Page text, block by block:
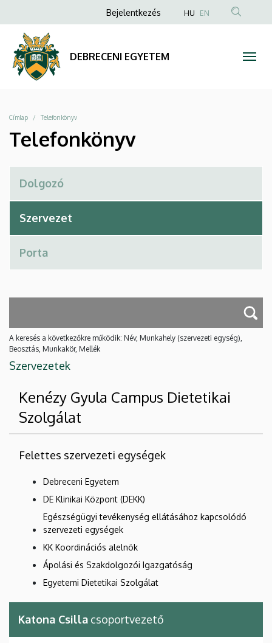
Telefonkönyv
DEBRECENI
EGYETEM
a
tartalomra
Anonim
menüje
Bejelentkezés HU EN
DEBRECENI EGYETEM
Morzsa
Címlap Telefonkönyv
Telefonkönyv
A keresés a következőkre működik: Név, Munkahely (szervezeti egység),
Beosztás, Munkakör, Mellék
Szervezetek
Kenézy Gyula Campus Dietetikai
Szolgálat
Felettes szervezeti egységek
Debreceni Egyetem
DE Klinikai Központ (DEKK)
Egészségügyi tevékenység ellátásához kapcsolódó
szervezeti egységek
KK Koordinációs alelnök
Ápolási és Szakdolgozói Igazgatóság
Egyetemi Dietetikai Szolgálat
Katona Csilla csoportvezető